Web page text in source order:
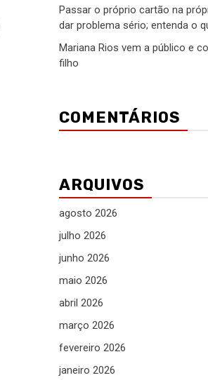
Passar o próprio cartão na
dar problema sério; entenda o
Mariana Rios vem a público e
filho
COMENTÁRIOS
ARQUIVOS
agosto 2026
julho 2026
junho 2026
maio 2026
abril 2026
março 2026
fevereiro 2026
janeiro 2026